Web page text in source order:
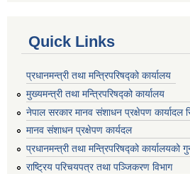
Quick Links
प्रधानमन्त्री तथा मन्त्रिपरिषद्को कार्यालय
मुख्यमन्त्री तथा मन्त्रिपरिषद्को कार्यालय
नेपाल सरकार मानव संशाधन प्रक्षेपण कार्यादल
मानव संशाधन प्रक्षेपण कार्यदल
प्रधानमन्त्री तथा मन्त्रिपरिषद्को कार्यालयको
राष्ट्रिय परिचयपत्र तथा पञ्जिकरण विभाग